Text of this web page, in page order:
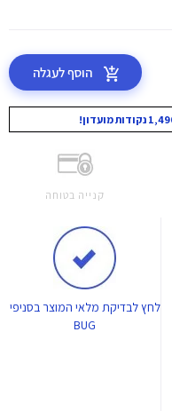
הוסף לעגלה
קנייה בטוחה
לחץלבדיקת מלאי המוצר בסניפי
BUG